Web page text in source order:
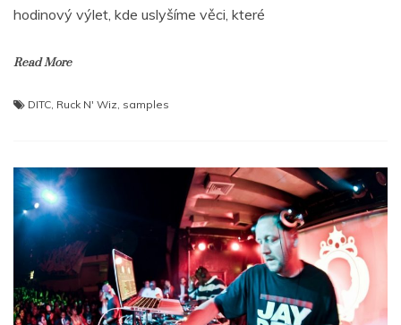
hodinový výlet, kde uslyšíme věci, které
Read More
DITC Ruck N' Wiz samples